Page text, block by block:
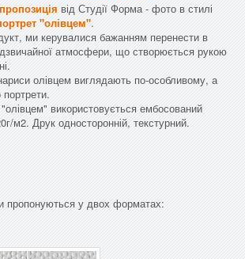
пропозиція від Студії Форма - фото в стилі
"олівцем".
ми керувалися бажанням перенести в
атмосфери, що створюється рукою
олівцем виглядають по-особливому, а
використовується ембосований
м2. Друк односторонній, текстурний.
пропонуються у двох форматах: